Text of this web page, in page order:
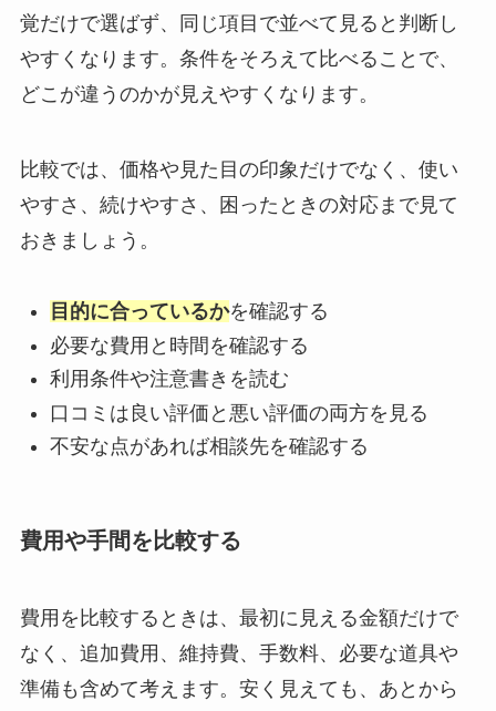
覚だけで選ばず、同じ項目で並べて見ると判断し
やすくなります。条件をそろえて比べることで、
どこが違うのかが見えやすくなります。
比較では、価格や見た目の印象だけでなく、使い
やすさ、続けやすさ、困ったときの対応まで見て
おきましょう。
目的に合っているかを確認する
必要な費用と時間を確認する
利用条件や注意書きを読む
口コミは良い評価と悪い評価の両方を見る
不安な点があれば相談先を確認する
費用や手間を比較する
費用を比較するときは、最初に見える金額だけで
なく、追加費用、維持費、手数料、必要な道具や
準備も含めて考えます。安く見えても、あとから